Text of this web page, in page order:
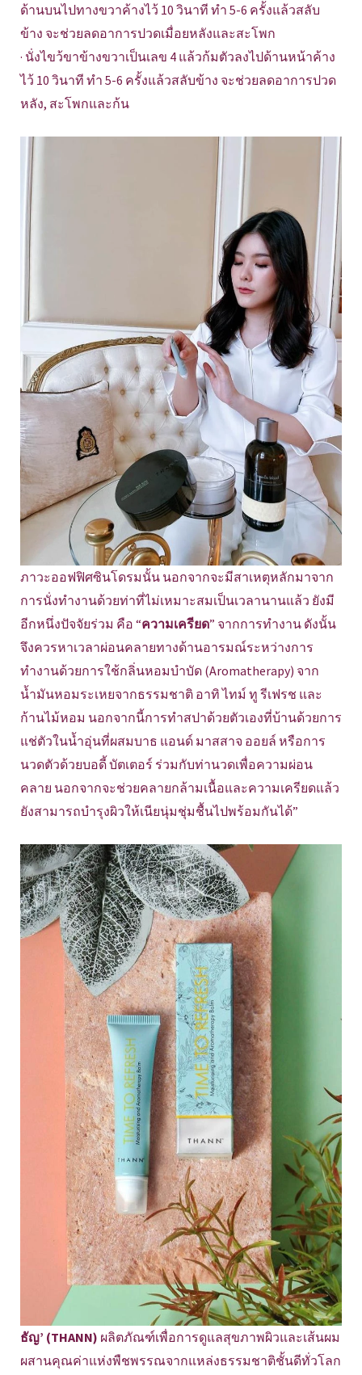
ด้านบนไปทางขวาค้างไว้ 10 วินาที ทํา 5-6 ครั้งแล้วสลับ
ข้าง จะช่วยลดอาการปวดเมื่อยหลังและสะโพก
· นั่งไขว้ขาข้างขวาเป็นเลข 4 แล้วก้มตัวลงไปด้านหน้าค้าง
ไว้ 10 วินาที ทํา 5-6 ครั้งแล้วสลับข้าง จะช่วยลดอาการปวด
หลัง, สะโพกและก้น
ภาวะออฟฟิศซินโดรมนั้น นอกจากจะมีสาเหตุหลักมาจาก
การนั่งทำงานด้วยท่าที่ไม่เหมาะสมเป็นเวลานานแล้ว ยังมี
อีกหนึ่งปัจจัยร่วม คือ “ความเครียด” จากการทำงาน ดังนั้น
จึงควรหาเวลาผ่อนคลายทางด้านอารมณ์ระหว่างการ
ทำงานด้วยการใช้กลิ่นหอมบำบัด (Aromatherapy) จาก
น้ำมันหอมระเหยจากธรรมชาติ อาทิ ไทม์ ทู รีเฟรช และ
ก้านไม้หอม นอกจากนี้การทำสปาด้วยตัวเองที่บ้านด้วยการ
แช่ตัวในน้ำอุ่นที่ผสมบาธ แอนด์ มาสสาจ ออยล์ หรือการ
นวดตัวด้วยบอดี้ บัตเตอร์ ร่วมกับท่านวดเพื่อความผ่อน
คลาย นอกจากจะช่วยคลายกล้ามเนื้อและความเครียดแล้ว
ยังสามารถบำรุงผิวให้เนียนุ่มชุ่มชื้นไปพร้อมกันได้”
ธัญ’ (THANN) ผลิตภัณฑ์เพื่อการดูแลสุขภาพผิวและเส้นผม
ผสานคุณค่าแห่งพืชพรรณจากแหล่งธรรมชาติชั้นดีทั่วโลก